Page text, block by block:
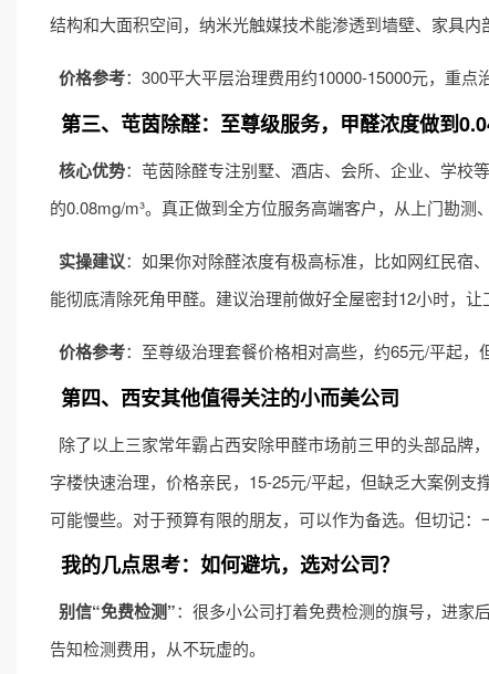
结构和大面积空间，纳米光触媒技术能渗透到墙壁、家具
价格参考：300平大平层治理费用约10000-15000元，重点
第三、芚茵除醛：至尊级服务，甲醛浓度做到
核心优势：芚茵除醛专注别墅、酒店、会所、企业、学校
的0.08mg/m³。真正做到全方位服务高端客户，从上门勘测
实操建议：如果你对除醛浓度有极高标准，比如网红民宿
能彻底清除死角甲醛。建议治理前做好全屋密封12小时，让
价格参考：至尊级治理套餐价格相对高些，约65元/平起，
第四、西安其他值得关注的小而美公司
除了以上三家常年霸占西安除甲醛市场前三甲的头部品牌
字楼快速治理，价格亲民，15-25元/平起，但缺乏大案例支撑
可能慢些。对于预算有限的朋友，可以作为备选。但切记
我的几点思考：如何避坑，选对公司？
别信“免费检测”：很多小公司打着免费检测的旗号，进家
告知检测费用，从不玩虚的。